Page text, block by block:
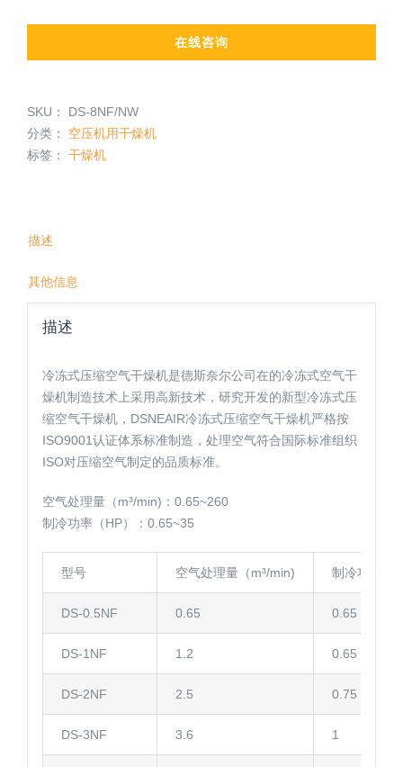
在线咨询
SKU： DS-8NF/NW
分类： 空压机用干燥机
标签： 干燥机
描述
其他信息
描述
冷冻式压缩空气干燥机是德斯奈尔公司在的冷冻式空气干
燥机制造技术上采用高新技术，研究开发的新型冷冻式压
缩空气干燥机，DSNEAIR冷冻式压缩空气干燥机严格按
ISO9001认证体系标准制造，处理空气符合国际标准组织
ISO对压缩空气制定的品质标准。
空气处理量（m³/min)：0.65~260
制冷功率（HP）：0.65~35
型号 空气处理量（m³/min) 制冷功率（
DS-0.5NF 0.65 0.65
DS-1NF 1.2 0.65
DS-2NF 2.5 0.75
DS-3NF 3.6 1